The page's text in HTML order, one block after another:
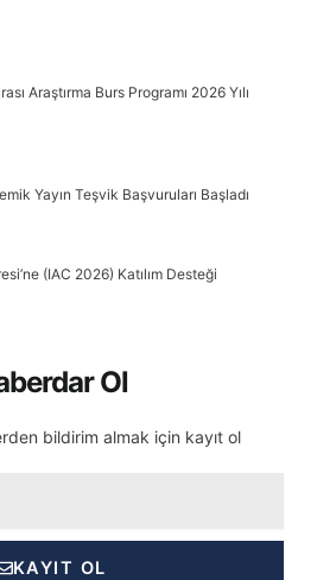
Araştırma Burs Programı 2026 Yılı
Yayın Teşvik Başvuruları Başladı
(IAC 2026) Katılım Desteği
Ol
bildirim almak için kayıt ol
KAYIT OL